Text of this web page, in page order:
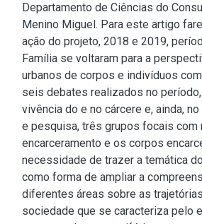
Departamento de Ciências do
Menino Miguel. Para este artigo
ação do projeto, 2018 e 2019,
Família se voltaram para a
urbanos de corpos e indivíduos
seis debates realizados no
vivência do e no cárcere e, ainda,
e pesquisa, três grupos focais com
encarceramento e os corpos
necessidade de trazer a temática
como forma de ampliar a
diferentes áreas sobre as
sociedade que se caracteriza pelo